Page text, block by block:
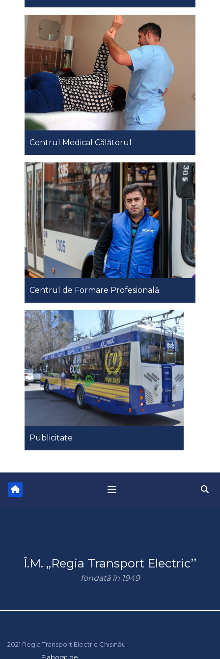
Centrul Medical Călătorul
Centrul de Formare Profesională
Publicitate
Î.M. ,,Regia Transport Electric’’
fondată în 1949
2021 Regia Transport Electric Chisinău
Elaborat de